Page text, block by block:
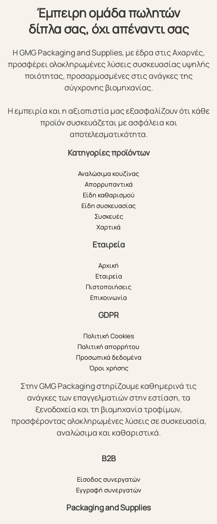
Έμπειρη ομάδα πωλητών
δίπλα σας, όχι απέναντι σας
Η GMG Packaging and Supplies, με έδρα στις Αχαρνές,
προσφέρει ολοκληρωμένες λύσεις συσκευασίας υψηλής
ποιότητας, προσαρμοσμένες στις ανάγκες της
σύγχρονης βιομηχανίας.
Η εμπειρία και η αξιοπιστία μας εξασφαλίζουν ότι κάθε
προϊόν συσκευάζεται με ασφάλεια και
αποτελεσματικότητα.
Κατηγορίες προϊόντων
Αναλώσιμα κουζίνας
Απορρυπαντικά
Είδη καθαρισμού
Είδη συσκευασίας
Συσκευές
Χαρτικά
Εταιρεία
Αρχική
Εταιρεία
Πιστοποιήσεις
Επικοινωνία
GDPR
Πολιτική Cookies
Πολιτική απορρήτου
Προσωπικά δεδομένα
Όροι χρήσης
Στην GMG Packaging στηρίζουμε καθημερινά τις
ανάγκες των επαγγελματιών στην εστίαση, τα
ξενοδοχεία και τη βιομηχανία τροφίμων,
προσφέροντας ολοκληρωμένες λύσεις σε συσκευασία,
αναλώσιμα και καθαριστικά.
B2B
Είσοδος συνεργατών
Εγγραφή συνεργατών
Packaging and Supplies